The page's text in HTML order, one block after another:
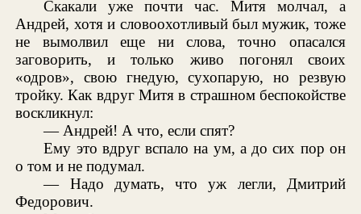
Скакали уже почти час. Митя молчал, а
Андрей, хотя и словоохотливый был мужик, тоже
не вымолвил еще ни слова, точно опасался
заговорить, и только живо погонял своих
«одров», свою гнедую, сухопарую, но резвую
тройку. Как вдруг Митя в страшном беспокойстве
воскликнул:
— Андрей! А что, если спят?
Ему это вдруг вспало на ум, а до сих пор он
о том и не подумал.
— Надо думать, что уж легли, Дмитрий
Федорович.